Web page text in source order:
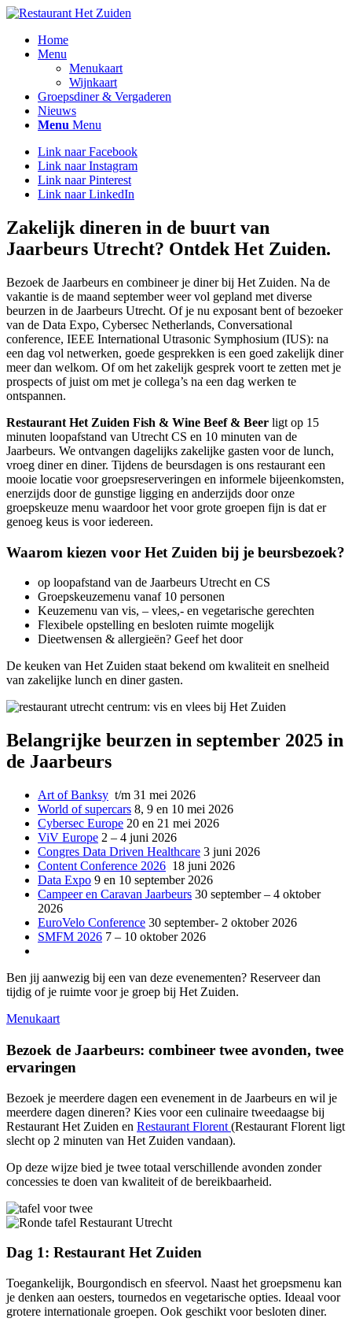
Home
Menu
Menukaart
Wijnkaart
Groepsdiner & Vergaderen
Nieuws
Menu Menu
Link naar Facebook
Link naar Instagram
Link naar Pinterest
Link naar LinkedIn
Zakelijk dineren in de buurt van
Jaarbeurs Utrecht? Ontdek Het Zuiden.
Bezoek de Jaarbeurs en combineer je diner bij Het Zuiden. Na de
vakantie is de maand september weer vol gepland met diverse
beurzen in de Jaarbeurs Utrecht. Of je nu exposant bent of bezoeker
van de Data Expo, Cybersec Netherlands, Conversational
conference, IEEE International Utrasonic Symphosium (IUS): na
een dag vol netwerken, goede gesprekken is een goed zakelijk diner
meer dan welkom. Of om het zakelijk gesprek voort te zetten met je
prospects of juist om met je collega’s na een dag werken te
ontspannen.
Restaurant Het Zuiden Fish & Wine Beef & Beer ligt op 15
minuten loopafstand van Utrecht CS en 10 minuten van de
Jaarbeurs. We ontvangen dagelijks zakelijke gasten voor de lunch,
vroeg diner en diner. Tijdens de beursdagen is ons restaurant een
mooie locatie voor groepsreserveringen en informele bijeenkomsten,
enerzijds door de gunstige ligging en anderzijds door onze
groepskeuze menu waardoor het voor grote groepen fijn is dat er
genoeg keus is voor iedereen.
Waarom kiezen voor Het Zuiden bij je beursbezoek?
op loopafstand van de Jaarbeurs Utrecht en CS
Groepskeuzemenu vanaf 10 personen
Keuzemenu van vis, – vlees,- en vegetarische gerechten
Flexibele opstelling en besloten ruimte mogelijk
Dieetwensen & allergieën? Geef het door
De keuken van Het Zuiden staat bekend om kwaliteit en snelheid
van zakelijke lunch en diner gasten.
Belangrijke beurzen in september 2025 in
de Jaarbeurs
Art of Banksy t/m 31 mei 2026
World of supercars 8, 9 en 10 mei 2026
Cybersec Europe 20 en 21 mei 2026
ViV Europe 2 – 4 juni 2026
Congres Data Driven Healthcare 3 juni 2026
Content Conference 2026 18 juni 2026
Data Expo 9 en 10 september 2026
Campeer en Caravan Jaarbeurs 30 september – 4 oktober
2026
EuroVelo Conference 30 september- 2 oktober 2026
SMFM 2026 7 – 10 oktober 2026
Ben jij aanwezig bij een van deze evenementen? Reserveer dan
tijdig of je ruimte voor je groep bij Het Zuiden.
Menukaart
Bezoek de Jaarbeurs: combineer twee avonden, twee
ervaringen
Bezoek je meerdere dagen een evenement in de Jaarbeurs en wil je
meerdere dagen dineren? Kies voor een culinaire tweedaagse bij
Restaurant Het Zuiden en Restaurant Florent (Restaurant Florent ligt
slecht op 2 minuten van Het Zuiden vandaan).
Op deze wijze bied je twee totaal verschillende avonden zonder
concessies te doen van kwaliteit of de bereikbaarheid.
Dag 1: Restaurant Het Zuiden
Toegankelijk, Bourgondisch en sfeervol. Naast het groepsmenu kan
je denken aan oesters, tournedos en vegetarische opties. Ideaal voor
grotere internationale groepen. Ook geschikt voor besloten diner.